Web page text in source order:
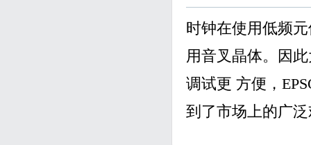
时钟在使用低频
用音叉晶体。因
调试更 方便，
到了市场上的广